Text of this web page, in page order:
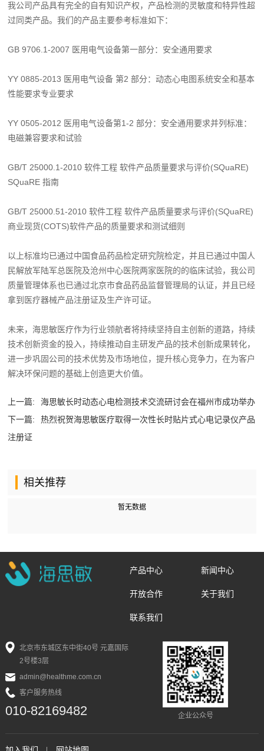
我公司产品具有完全的自有知识产权，产品检测的灵敏度和特异性超
过同类产品。我们的产品主要参考标准如下：
GB 9706.1-2007 医用电气设备第一部分：安全通用要求
YY 0885-2013 医用电气设备 第2 部分：动态心电图系统安全和基本
性能要求专业要求
YY 0505-2012 医用电气设备第1-2 部分：安全通用要求并列标准：
电磁兼容要求和试验
GB/T 25000.1-2010 软件工程 软件产品质量要求与评价(SQuaRE)
SQuaRE 指南
GB/T 25000.51-2010 软件工程 软件产品质量要求与评价(SQuaRE)
商业现货(COTS)软件产品的质量要求和测试细则
以上标准均已通过中国食品药品检定研究院检定，并且已通过中国人
民解放军陆军总医院及沧州中心医院两家医院的的临床试验，我公司
质量管理体系也已通过北京市食品药品监督管理局的认证，并且已经
拿到医疗器械产品注册证及生产许可证。
未来，海思敏医疗作为行业领航者将持续坚持自主创新的道路，持续
技术创新资金的投入，持续推动自主研发产品的技术创新成果转化，
进一步巩固公司的技术优势及市场地位，提升核心竞争力，在为客户
解决环保问题的基础上创造更大价值。
上一篇:
海思敏长时动态心电检测技术交流研讨会在福州市成功举办
下一篇:
热烈祝贺海思敏医疗取得一次性长时贴片式心电记录仪产品
注册证
相关推荐
暂无数据
产品中心 新闻中心
开放合作 关于我们
联系我们
北京市东城区东中街40号 元嘉国际
2号楼3层
admin@healthme.com.cn
客户服务热线
010-82169482 企业公众号